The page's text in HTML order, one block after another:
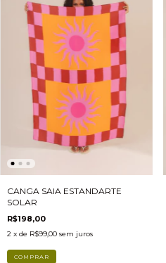
CANGA SAIA ESTANDARTE
SOLAR
R$198,00
2 x de R$99,00 sem juros